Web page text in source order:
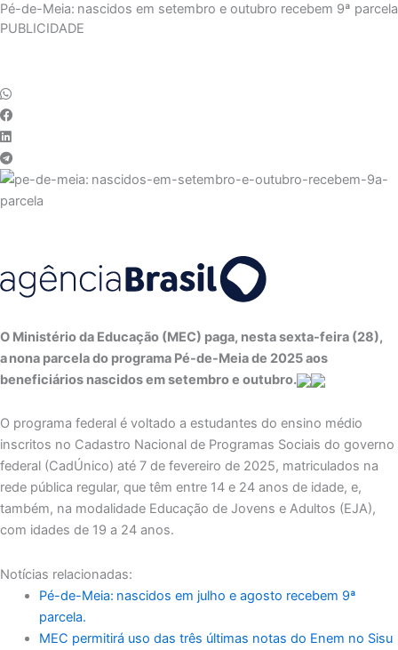
Pé-de-Meia: nascidos em setembro e outubro recebem 9ª parcela
PUBLICIDADE
O Ministério da Educação (MEC) paga, nesta sexta-feira (28),
a nona parcela do programa Pé-de-Meia de 2025 aos
beneficiários nascidos em setembro e outubro.
O programa federal é voltado a estudantes do ensino médio
inscritos no Cadastro Nacional de Programas Sociais do governo
federal (CadÚnico) até 7 de fevereiro de 2025, matriculados na
rede pública regular, que têm entre 14 e 24 anos de idade, e,
também, na modalidade Educação de Jovens e Adultos (EJA),
com idades de 19 a 24 anos.
Notícias relacionadas:
Pé-de-Meia: nascidos em julho e agosto recebem 9ª
parcela.
MEC permitirá uso das três últimas notas do Enem no Sisu